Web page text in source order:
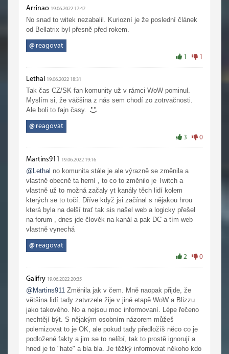
Arrinao 19.06.2022 17:47
No snad to witek nezabalil. Kuriozní je že poslední článek
od Bellatrix byl přesně před rokem.
@reagovat
1 1
Lethal 19.06.2022 18:31
Tak čas CZ/SK fan komunity už v rámci WoW pominul.
Myslím si, že väčšina z nás sem chodí zo zotrvačnosti.
Ale boli to fajn časy.
@reagovat
3 0
Martins911 19.06.2022 19:16
@Lethal no komunita stále je ale výrazně se změnila a
vlastně obecně ta herní , to co to změnilo je Twitch a
vlastně už to možná začaly yt kanály těch lidí kolem
kterých se to točí. Dříve když jsi začínal s nějakou hrou
která byla na delší trať tak sis našel web a logicky přešel
na forum , dnes jde člověk na kanál a pak DC a tím web
vlastně vynechá
@reagovat
2 0
Galifry 19.06.2022 20:35
@Martins911 Změnila jak v čem. Mně naopak přijde, že
většina lidí tady zatvrzele žije v jiné etapě WoW a Blizzu
jako takového. No a nejsou moc informovaní. Lépe řečeno
nechtějí být. S nějakým osobním názorem můžeš
polemizovat to je OK, ale pokud tady předložíš něco co je
podložené fakty a jim se to nelíbí, tak to prostě ignorují a
hned je to "hate" a bla bla. Je těžký informovat někoho kdo